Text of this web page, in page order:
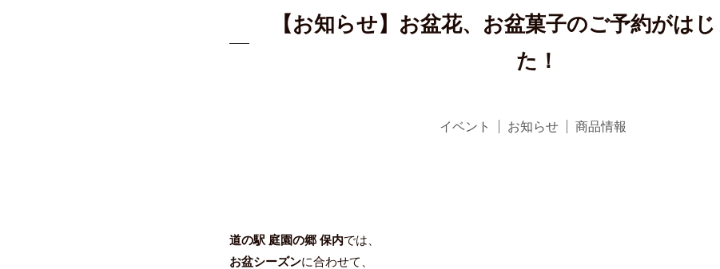
【お知らせ】お盆花、お盆菓子のご予約がは
た！
イベント お知らせ 商品情報
道の駅 庭園の郷 保内では、
お盆シーズンに合わせて、